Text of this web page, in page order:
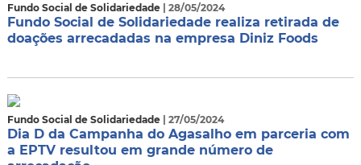
Fundo Social de Solidariedade | 28/05/2024
Fundo Social de Solidariedade realiza retirada de
doações arrecadadas na empresa Diniz Foods
Fundo Social de Solidariedade | 27/05/2024
Dia D da Campanha do Agasalho em parceria com
a EPTV resultou em grande número de